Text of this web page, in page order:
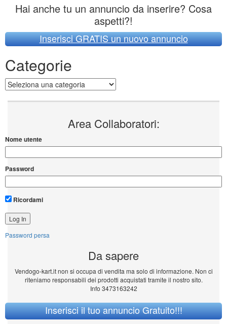
Hai anche tu un annuncio da inserire? Cosa
aspetti?!
Inserisci GRATIS un nuovo annuncio
Categorie
Categorie
Area Collaboratori:
Nome utente
Password
Ricordami
Password persa
Da sapere
Vendogo-kart.it non si occupa di vendita ma solo di informazione. Non ci
riteniamo responsabili dei prodotti acquistati tramite il nostro sito.
Info 3473163242
Inserisci il tuo annuncio Gratuito!!!